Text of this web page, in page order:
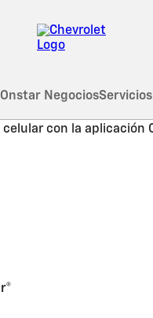
Onstar NegociosServicios